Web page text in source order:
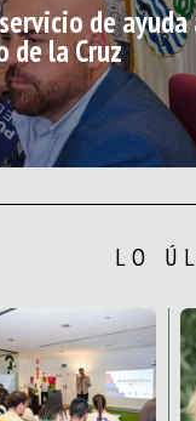
de ayuda
de la Cruz
LO